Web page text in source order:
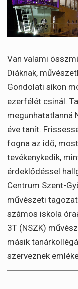
Van valami
Diáknak,
Gondolati síkon
ezerfélét csinál.
megunhatatlanná
éve tanít.
fogna az idő,
tevékenykedik,
érdeklődéssel
Centrum Szent-
művészeti
számos iskola
3T (NSZK)
másik
szerveznek